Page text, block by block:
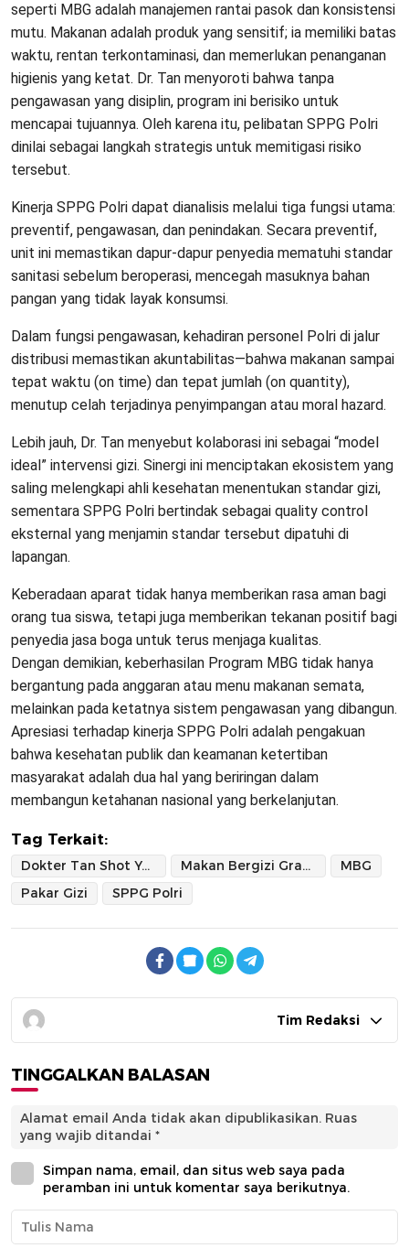
seperti MBG adalah manajemen rantai pasok dan konsistensi
mutu. Makanan adalah produk yang sensitif; ia memiliki batas
waktu, rentan terkontaminasi, dan memerlukan penanganan
higienis yang ketat. Dr. Tan menyoroti bahwa tanpa
pengawasan yang disiplin, program ini berisiko untuk
mencapai tujuannya. Oleh karena itu, pelibatan SPPG Polri
dinilai sebagai langkah strategis untuk memitigasi risiko
tersebut.
​Kinerja SPPG Polri dapat dianalisis melalui tiga fungsi utama:
preventif, pengawasan, dan penindakan. Secara preventif,
unit ini memastikan dapur-dapur penyedia mematuhi standar
sanitasi sebelum beroperasi, mencegah masuknya bahan
pangan yang tidak layak konsumsi.
Dalam fungsi pengawasan, kehadiran personel Polri di jalur
distribusi memastikan akuntabilitas—bahwa makanan sampai
tepat waktu (on time) dan tepat jumlah (on quantity),
menutup celah terjadinya penyimpangan atau moral hazard.
​Lebih jauh, Dr. Tan menyebut kolaborasi ini sebagai “model
ideal” intervensi gizi. Sinergi ini menciptakan ekosistem yang
saling melengkapi ahli kesehatan menentukan standar gizi,
sementara SPPG Polri bertindak sebagai quality control
eksternal yang menjamin standar tersebut dipatuhi di
lapangan.
Keberadaan aparat tidak hanya memberikan rasa aman bagi
orang tua siswa, tetapi juga memberikan tekanan positif bagi
penyedia jasa boga untuk terus menjaga kualitas.
​Dengan demikian, keberhasilan Program MBG tidak hanya
bergantung pada anggaran atau menu makanan semata,
melainkan pada ketatnya sistem pengawasan yang dibangun.
Apresiasi terhadap kinerja SPPG Polri adalah pengakuan
bahwa kesehatan publik dan keamanan ketertiban
masyarakat adalah dua hal yang beriringan dalam
membangun ketahanan nasional yang berkelanjutan.
Tag Terkait:
Dokter Tan Shot Yen Makan Bergizi Gratis
MBG
Pakar Gizi
SPPG Polri
Tim Redaksi
TINGGALKAN BALASAN
Alamat email Anda tidak akan dipublikasikan. Ruas
yang wajib ditandai *
Simpan nama, email, dan situs web saya pada
peramban ini untuk komentar saya berikutnya.